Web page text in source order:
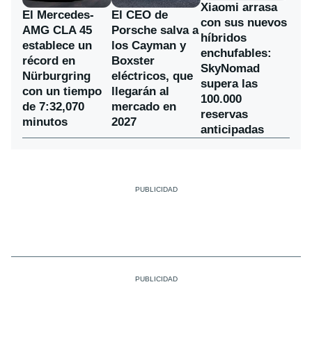
El Mercedes-
AMG CLA 45
establece un
récord en
Nürburgring
con un tiempo
de 7:32,070
minutos
El CEO de
Porsche salva a
los Cayman y
Boxster
eléctricos, que
llegarán al
mercado en
2027
Xiaomi arrasa
con sus nuevos
híbridos
enchufables:
SkyNomad
supera las
100.000
reservas
anticipadas